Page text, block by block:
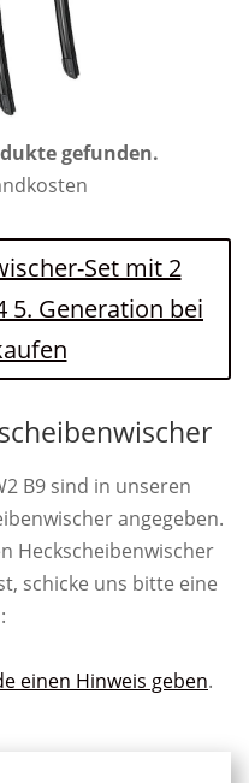
gefunden.
Set mit 2
5. Generation bei
B9 sind in unseren
angegeben.
Heckscheibenwischer
schicke uns bitte eine
einen Hinweis geben.